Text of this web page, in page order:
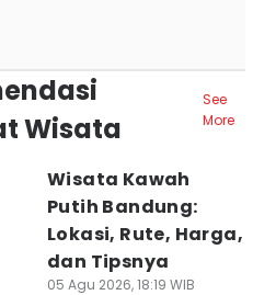
Wisata
See
More
Wisata Kawah
Putih Bandung:
Lokasi, Rute, Harga,
dan Tipsnya
05 Agu 2026, 18:19 WIB